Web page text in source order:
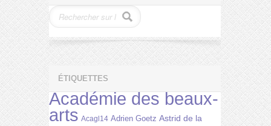
ÉTIQUETTES
Académie des beaux-
arts Acagl14 Adrien Goetz Astrid de la